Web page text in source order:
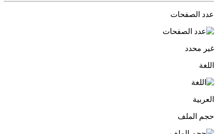
عدد الصفحات
غير محدد
اللغة
العربية
حجم الملف